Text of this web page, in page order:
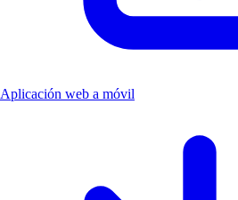
Aplicación web a móvil